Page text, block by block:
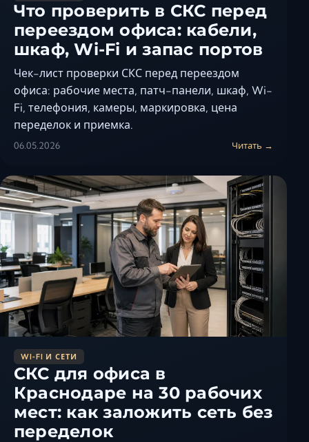
Что проверить в СКС перед
переездом офиса: кабели,
шкаф, Wi-Fi и запас портов
Чек-лист проверки СКС перед переездом
офиса: рабочие места, патч-панели, шкаф, Wi-
Fi, телефония, камеры, маркировка, цена
переделок и приемка.
06.05.2026 Читать →
WI‑FI И СЕТИ
СКС для офиса в
Краснодаре на 30 рабочих
мест: как заложить сеть без
переделок